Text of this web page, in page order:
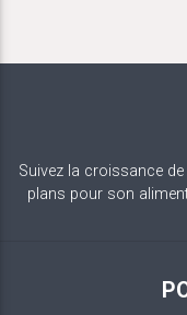
Suivez la croissance
plans pour son